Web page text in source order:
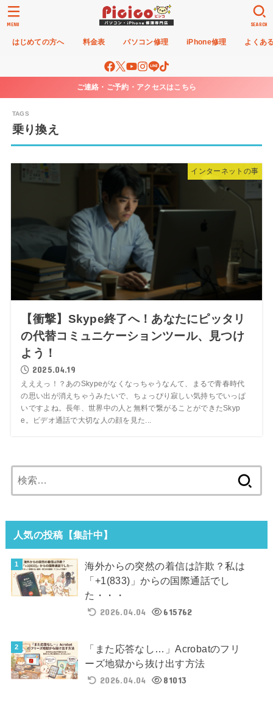
はじめての方へ 料金表 パソコン修理 iPhone修理 よくあ
SEARCH
MENU
ご連絡・ご予約・アクセスはこちら
乗り換え
インターネットの事
【衝撃】Skype終了へ！あなたにピッタリ
の代替コミュニケーションツール、見つけ
よう！
2025.04.19
えええっ！？あのSkypeがなくなっちゃうなんて、まるで青春時代
の思い出が消えちゃうみたいで、ちょっぴり寂しい気持ちでいっぱ
いですよね。長年、世界中の人と無料で繋がることができたSkyp
e。ビデオ通話で大切な人の顔を見た...
索:
人気の投稿【集計中】
海外からの突然の着信は詐欺？私は
「+1(833)」からの国際通話でし
た・・・
2026.04.04
615762
「また応答なし…」Acrobatのフリ
ーズ地獄から抜け出す方法
2026.04.04
81013